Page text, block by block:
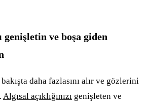
genişletin ve boşa giden
daha fazlasını alır ve gözlerini
Algısal açıklığınızı genişleten ve